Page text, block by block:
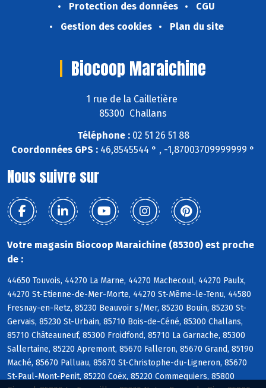
Protection des données
CGU
Gestion des cookies
Plan du site
Biocoop Maraichine
1 rue de la Cailletière
85300 Challans
Téléphone :02 51 26 51 88
Coordonnées GPS : 46,8545544 ° , -1,87003709999999 °
Nous suivre sur
Votre magasin Biocoop Maraichine (85300) est proche
de :
44650 Touvois, 44270 La Marne, 44270 Machecoul, 44270 Paulx,
44270 St-Etienne-de-Mer-Morte, 44270 St-Même-le-Tenu, 44580
Fresnay-en-Retz, 85230 Beauvoir s/Mer, 85230 Bouin, 85230 St-
Gervais, 85230 St-Urbain, 85710 Bois-de-Céné, 85300 Challans,
85710 Châteauneuf, 85300 Froidfond, 85710 La Garnache, 85300
Sallertaine, 85220 Apremont, 85670 Falleron, 85670 Grand, 85190
Maché, 85670 Palluau, 85670 St-Christophe-du-Ligneron, 85670
St-Paul-Mont-Penit, 85220 Coëx, 85220 Commequiers, 85800